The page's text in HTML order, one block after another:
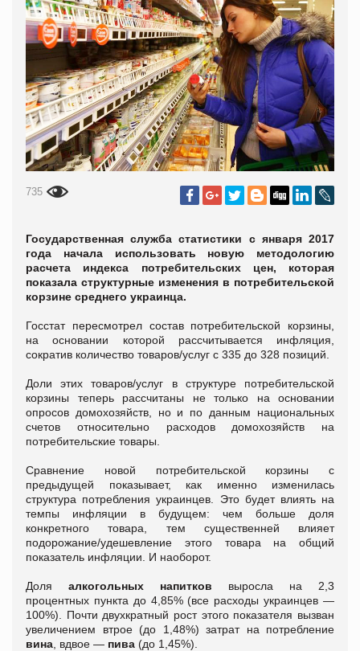
735
Государственная служба статистики с января 2017
года начала использовать новую методологию
расчета индекса потребительских цен, которая
показала структурные изменения в потребительской
корзине среднего украинца.
Госстат пересмотрел состав потребительской корзины,
на основании которой рассчитывается инфляция,
сократив количество товаров/услуг с 335 до 328 позиций.
Доли этих товаров/услуг в структуре потребительской
корзины теперь рассчитаны не только на основании
опросов домохозяйств, но и по данным национальных
счетов относительно расходов домохозяйств на
потребительские товары.
Сравнение новой потребительской корзины с
предыдущей показывает, как именно изменилась
структура потребления украинцев. Это будет влиять на
темпы инфляции в будущем: чем больше доля
конкретного товара, тем существенней влияет
подорожание/удешевление этого товара на общий
показатель инфляции. И наоборот.
Доля алкогольных напитков выросла на 2,3
процентных пункта до 4,85% (все расходы украинцев —
100%). Почти двухкратный рост этого показателя вызван
увеличением втрое (до 1,48%) затрат на потребление
вина , вдвое — пива (до 1,45%).